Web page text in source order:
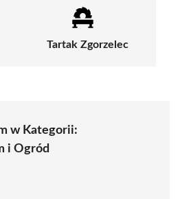
Tartak Zgorzelec
w Kategorii:
i Ogród